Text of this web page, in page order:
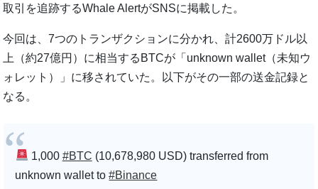
取引を追跡するWhale AlertがSNSに掲載した。
今回は、7つのトランザクションに分かれ、計2600万ドル以
上（約27億円）に相当するBTCが「unknown wallet（未知ウ
ォレット）」に移されていた。以下がその一部の送金記録と
なる。
1,000 #BTC (10,678,980 USD) transferred from
unknown wallet to#Binance